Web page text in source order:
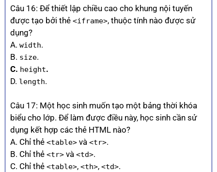
Câu 16: Để thiết lập chiều cao cho khung nội tuyến
được tạo bởi thẻ <iframe>, thuộc tính nào được sử
dụng?
A. width.
B. size.
C. height.
D. length.
Câu 17: Một học sinh muốn tạo một bảng thời khóa
biểu cho lớp. Để làm được điều này, học sinh cần sử
dụng kết hợp các thẻ HTML nào?
A. Chỉ thẻ <table> và <tr>.
B. Chỉ thẻ <tr> và <td>.
C. Chỉ thẻ <table>, <th>, <td>.